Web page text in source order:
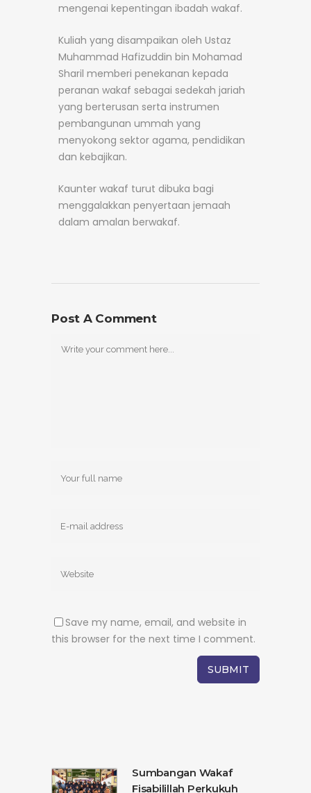
mengenai kepentingan ibadah wakaf.
Kuliah yang disampaikan oleh Ustaz
Muhammad Hafizuddin bin Mohamad
Sharil memberi penekanan kepada
peranan wakaf sebagai sedekah jariah
yang berterusan serta instrumen
pembangunan ummah yang
menyokong sektor agama, pendidikan
dan kebajikan.
Kaunter wakaf turut dibuka bagi
menggalakkan penyertaan jemaah
dalam amalan berwakaf.
Post A Comment
Save my name, email, and website in
this browser for the next time I comment.
Sumbangan Wakaf
Fisabilillah Perkukuh